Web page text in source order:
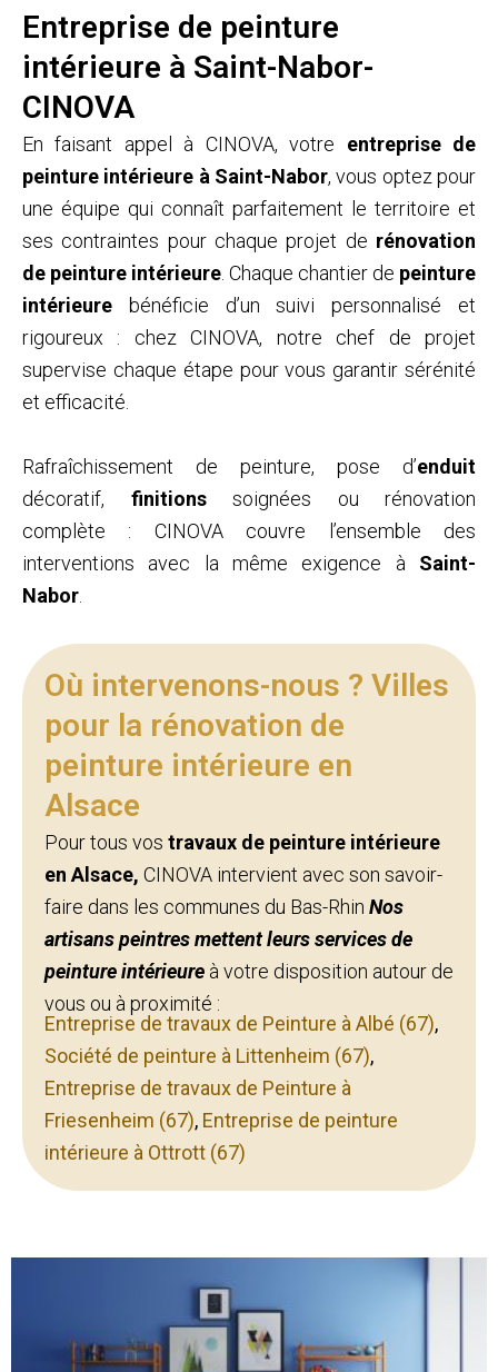
Entreprise de peinture
intérieure à Saint-Nabor-
CINOVA
En faisant appel à CINOVA, votre entreprise de
peinture intérieure à Saint-Nabor, vous optez pour
une équipe qui connaît parfaitement le territoire et
ses contraintes pour chaque projet de rénovation
de peinture intérieure. Chaque chantier de peinture
intérieure bénéficie d’un suivi personnalisé et
rigoureux : chez CINOVA, notre chef de projet
supervise chaque étape pour vous garantir sérénité
et efficacité.
Rafraîchissement de peinture, pose d’enduit
décoratif, finitionssoignées ou rénovation
complète : CINOVA couvre l’ensemble des
interventions avec la même exigence à Saint-
Nabor.
Où intervenons-nous ? Villes
pour la rénovation de
peinture intérieure en
Alsace
Pour tous vos travaux de peinture intérieure
en Alsace, CINOVA intervient avec son savoir-
faire dans les communes du Bas-Rhin Nos
artisans peintres mettent leurs services de
peinture intérieure à votre disposition autour de
vous ou à proximité :
Entreprise de travaux de Peinture à Albé (67),
Société de peinture à Littenheim (67),
Entreprise de travaux de Peinture à
Friesenheim (67), Entreprise de peinture
intérieure à Ottrott (67)